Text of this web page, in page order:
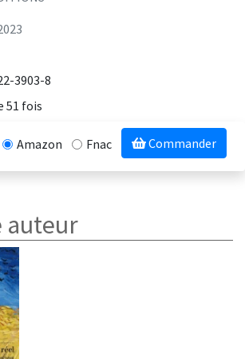
3903-8
51 fois
Amazon Fnac Commander
auteur